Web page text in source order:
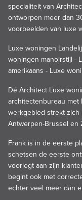
specialiteit van
ontworpen meer dan
voorbeelden van luxe
Luxe woningen
woningen manoirstijl -
amerikaans - Luxe
Dé Architect Luxe
architectenbureau met
werkgebied strekt
Antwerpen-Brussel en
Frank is in de eerste
schetsen de eerste
voorlegt aan zijn
begint ook met
echter veel meer dan